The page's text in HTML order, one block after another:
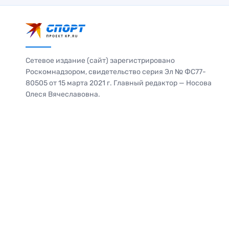
Сетевое издание (сайт) зарегистрировано
Роскомнадзором, свидетельство серия Эл № ФС77-
80505 от 15 марта 2021 г. Главный редактор — Носова
Олеся Вячеславовна.